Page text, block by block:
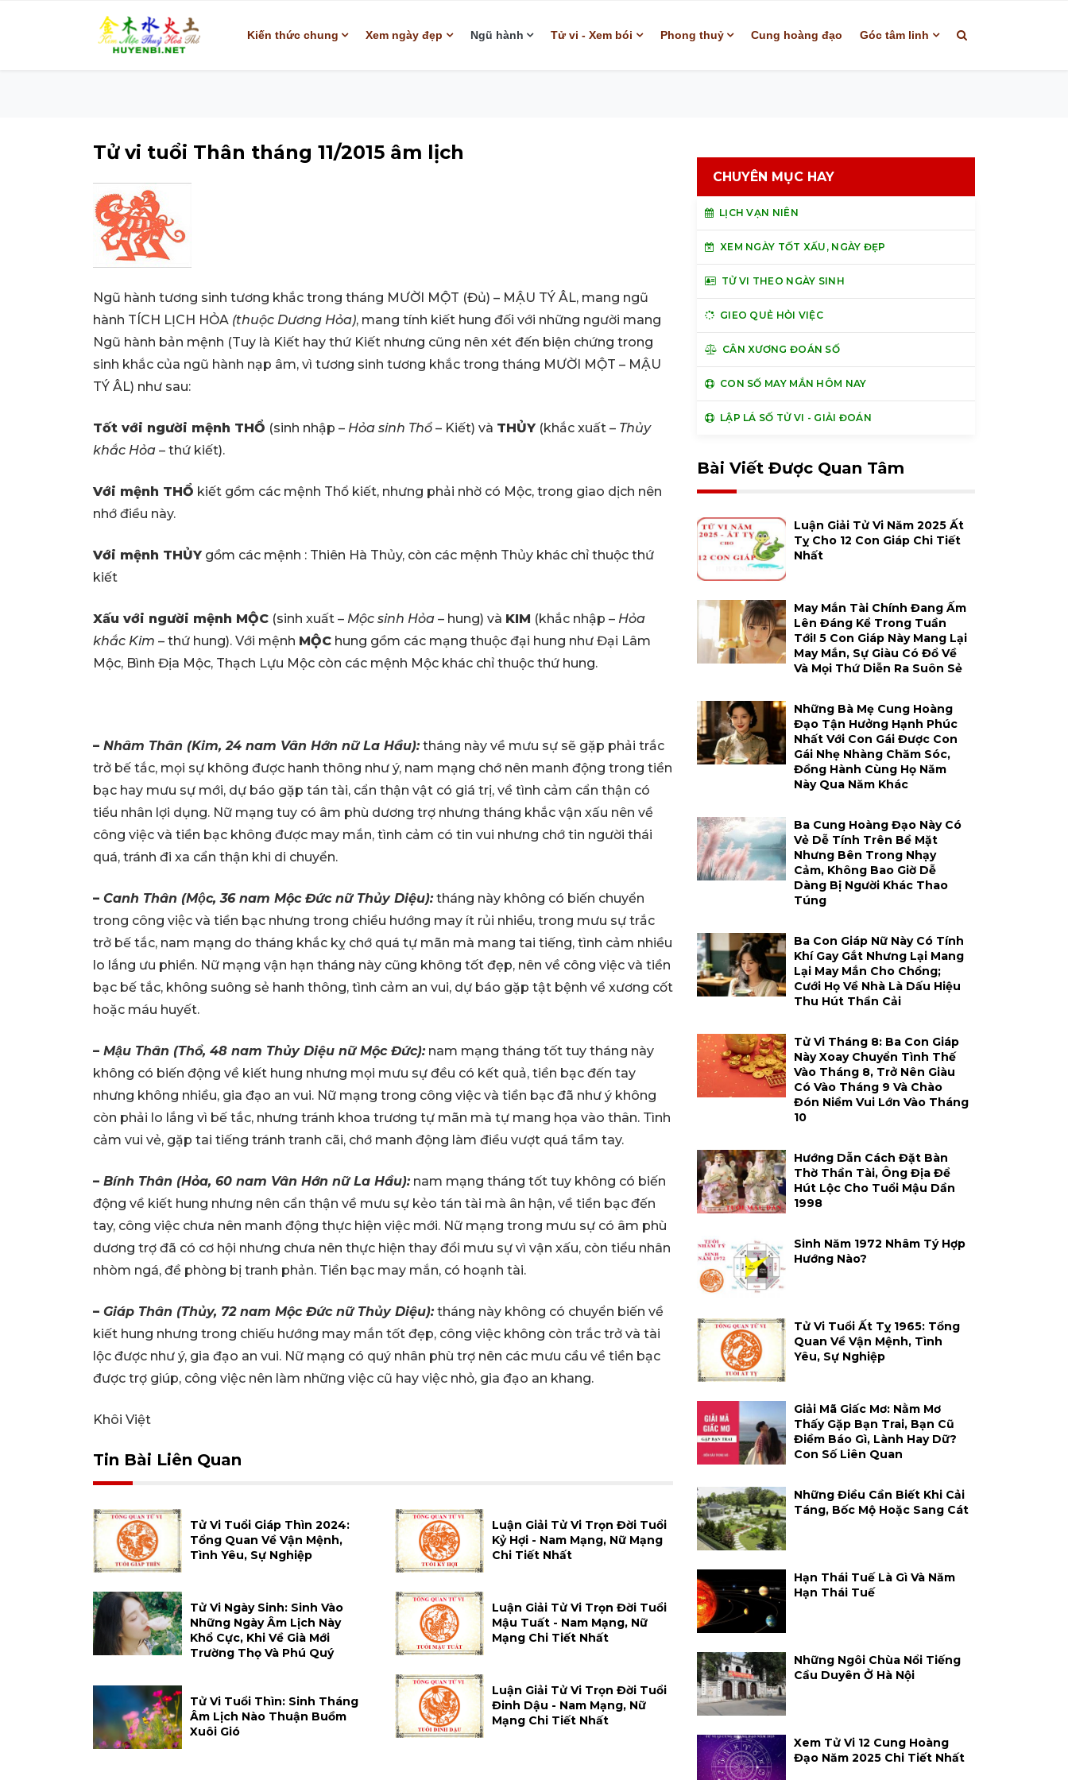
Kiến thức chung Xem ngày đẹp Ngũ hành Tử vi - Xem bói Phong thuỷ Cung hoàng đạo Góc tâm linh
Tử vi tuổi Thân tháng 11/2015 âm lịch
Ngũ hành tương sinh tương khắc trong tháng MƯỜI MỘT (Đủ) – MẬU TÝ ÂL, mang ngũ
hành TÍCH LỊCH HỎA (thuộc Dương Hỏa), mang tính kiết hung đối với những người mang
Ngũ hành bản mệnh (Tuy là Kiết hay thứ Kiết nhưng cũng nên xét đến biện chứng trong
sinh khắc của ngũ hành nạp âm, vì tương sinh tương khắc trong tháng MƯỜI MỘT – MẬU
TÝ ÂL) như sau:
Tốt với người mệnh THỔ (sinh nhập – Hỏa sinh Thổ – Kiết) và THỦY (khắc xuất – Thủy
khắc Hỏa – thứ kiết).
Với mệnh THỔ kiết gồm các mệnh Thổ kiết, nhưng phải nhờ có Mộc, trong giao dịch nên
nhớ điều này.
Với mệnh THỦY gồm các mệnh : Thiên Hà Thủy, còn các mệnh Thủy khác chỉ thuộc thứ
kiết
Xấu với người mệnh MỘC (sinh xuất – Mộc sinh Hỏa – hung) và KIM (khắc nhập – Hỏa
khắc Kim – thứ hung). Với mệnh MỘC hung gồm các mạng thuộc đại hung như Đại Lâm
Mộc, Bình Địa Mộc, Thạch Lựu Mộc còn các mệnh Mộc khác chỉ thuộc thứ hung.
– Nhâm Thân (Kim, 24 nam Vân Hớn nữ La Hầu):tháng này về mưu sự sẽ gặp phải trắc
trở bế tắc, mọi sự không được hanh thông như ý, nam mạng chớ nên manh động trong tiền
bạc hay mưu sự mới, dự báo gặp tán tài, cẩn thận vật có giá trị, về tình cảm cẩn thận có
tiểu nhân lợi dụng. Nữ mạng tuy có âm phù dương trợ nhưng tháng khắc vận xấu nên về
công việc và tiền bạc không được may mắn, tình cảm có tin vui nhưng chớ tin người thái
quá, tránh đi xa cẩn thận khi di chuyển.
– Canh Thân (Mộc, 36 nam Mộc Đức nữ Thủy Diệu):tháng này không có biến chuyển
trong công việc và tiền bạc nhưng trong chiều hướng may ít rủi nhiều, trong mưu sự trắc
trở bế tắc, nam mạng do tháng khắc kỵ chớ quá tự mãn mà mang tai tiếng, tình cảm nhiều
lo lắng ưu phiền. Nữ mạng vận hạn tháng này cũng không tốt đẹp, nên về công việc và tiền
bạc bế tắc, không suông sẻ hanh thông, tình cảm an vui, dự báo gặp tật bệnh về xương cốt
hoặc máu huyết.
– Mậu Thân (Thổ, 48 nam Thủy Diệu nữ Mộc Đức):nam mạng tháng tốt tuy tháng này
không có biến động về kiết hung nhưng mọi mưu sự đều có kết quả, tiền bạc đến tay
nhưng không nhiều, gia đạo an vui. Nữ mạng trong công việc và tiền bạc đã như ý không
còn phải lo lắng vì bế tắc, nhưng tránh khoa trương tự mãn mà tự mang họa vào thân. Tình
cảm vui vẻ, gặp tai tiếng tránh tranh cãi, chớ manh động làm điều vượt quá tầm tay.
– Bính Thân (Hỏa, 60 nam Vân Hớn nữ La Hầu):nam mạng tháng tốt tuy không có biến
động về kiết hung nhưng nên cẩn thận về mưu sự kẻo tán tài mà ân hận, về tiền bạc đến
tay, công việc chưa nên manh động thực hiện việc mới. Nữ mạng trong mưu sự có âm phù
dương trợ đã có cơ hội nhưng chưa nên thực hiện thay đổi mưu sự vì vận xấu, còn tiểu nhân
nhòm ngá, đề phòng bị tranh phản. Tiền bạc may mắn, có hoạnh tài.
– Giáp Thân (Thủy, 72 nam Mộc Đức nữ Thủy Diệu):tháng này không có chuyển biến về
kiết hung nhưng trong chiếu hướng may mắn tốt đẹp, công việc không còn trắc trở và tài
lộc được như ý, gia đạo an vui. Nữ mạng có quý nhân phù trợ nên các mưu cầu về tiền bạc
được trợ giúp, công việc nên làm những việc cũ hay việc nhỏ, gia đạo an khang.
Khôi Việt
Tin Bài Liên Quan
Tử Vi Tuổi Giáp Thìn 2024:
Tổng Quan Về Vận Mệnh,
Tình Yêu, Sự Nghiệp
Tử Vi Ngày Sinh: Sinh Vào
Những Ngày Âm Lịch Này
Khổ Cực, Khi Về Già Mới
Trường Thọ Và Phú Quý
Tử Vi Tuổi Thìn: Sinh Tháng
Âm Lịch Nào Thuận Buồm
Xuôi Gió
Luận Giải Tử Vi Trọn Đời Tuổi
Kỷ Hợi - Nam Mạng, Nữ Mạng
Chi Tiết Nhất
Luận Giải Tử Vi Trọn Đời Tuổi
Mậu Tuất - Nam Mạng, Nữ
Mạng Chi Tiết Nhất
Luận Giải Tử Vi Trọn Đời Tuổi
Đinh Dậu - Nam Mạng, Nữ
Mạng Chi Tiết Nhất
CHUYÊN MỤC HAY
LỊCH VẠN NIÊN
XEM NGÀY TỐT XẤU, NGÀY ĐẸP
TỬ VI THEO NGÀY SINH
GIEO QUẺ HỎI VIỆC
CÂN XƯƠNG ĐOÁN SỐ
CON SỐ MAY MẮN HÔM NAY
LẬP LÁ SỐ TỬ VI - GIẢI ĐOÁN
Bài Viết Được Quan Tâm
Luận Giải Tử Vi Năm 2025 Ất
Tỵ Cho 12 Con Giáp Chi Tiết
Nhất
May Mắn Tài Chính Đang Ấm
Lên Đáng Kể Trong Tuần
Tới! 5 Con Giáp Này Mang Lại
May Mắn, Sự Giàu Có Đổ Về
Và Mọi Thứ Diễn Ra Suôn Sẻ
Những Bà Mẹ Cung Hoàng
Đạo Tận Hưởng Hạnh Phúc
Nhất Với Con Gái Được Con
Gái Nhẹ Nhàng Chăm Sóc,
Đồng Hành Cùng Họ Năm
Này Qua Năm Khác
Ba Cung Hoàng Đạo Này Có
Vẻ Dễ Tính Trên Bề Mặt
Nhưng Bên Trong Nhạy
Cảm, Không Bao Giờ Dễ
Dàng Bị Người Khác Thao
Túng
Ba Con Giáp Nữ Này Có Tính
Khí Gay Gắt Nhưng Lại Mang
Lại May Mắn Cho Chồng;
Cưới Họ Về Nhà Là Dấu Hiệu
Thu Hút Thần Cải
Tử Vi Tháng 8: Ba Con Giáp
Này Xoay Chuyển Tình Thế
Vào Tháng 8, Trở Nên Giàu
Có Vào Tháng 9 Và Chào
Đón Niềm Vui Lớn Vào Tháng
10
Hướng Dẫn Cách Đặt Bàn
Thờ Thần Tài, Ông Địa Để
Hút Lộc Cho Tuổi Mậu Dần
1998
Sinh Năm 1972 Nhâm Tý Hợp
Hướng Nào?
Tử Vi Tuổi Ất Tỵ 1965: Tổng
Quan Về Vận Mệnh, Tình
Yêu, Sự Nghiệp
Giải Mã Giấc Mơ: Nằm Mơ
Thấy Gặp Bạn Trai, Bạn Cũ
Điềm Báo Gì, Lành Hay Dữ?
Con Số Liên Quan
Những Điều Cần Biết Khi Cải
Táng, Bốc Mộ Hoặc Sang Cát
Hạn Thái Tuế Là Gì Và Năm
Hạn Thái Tuế
Những Ngôi Chùa Nổi Tiếng
Cầu Duyên Ở Hà Nội
Xem Tử Vi 12 Cung Hoàng
Đạo Năm 2025 Chi Tiết Nhất